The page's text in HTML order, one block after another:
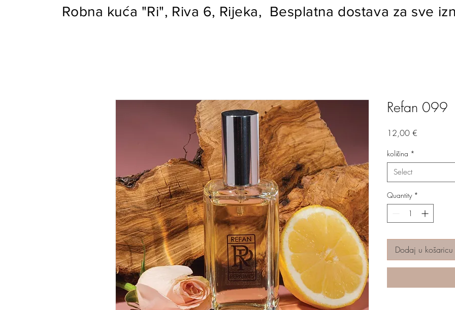
Robna kuća "Ri", Riva 6, Rijeka, Besplatna dostava za sve
Refan 099
12,00 €
količina *
Select
Quantity *
Dodaj u košaricu